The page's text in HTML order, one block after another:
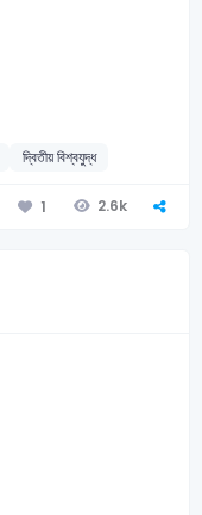
দ্বিতীয় বিশ্বযুদ্ধ
1 2.6k